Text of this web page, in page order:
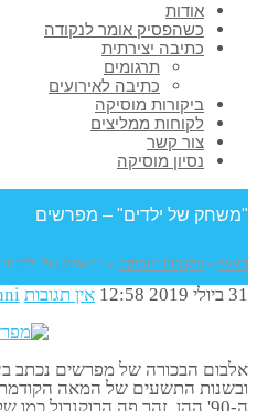
אודות
כשהפסיק אומר לנקודה
כתיבה יצירתית
תרגומים
כתיבה לאירועים
ביקורות מוסיקה
לקוחות ממליצים
צור קשר
נסיון מוסיקה
"משחק של ילדים" – מפרשים
ראשי » ביקורות מוסיקה » "משחק של
31 ביולי 2019 12:58 אין תגובות
ובשנות התשעים של המאה